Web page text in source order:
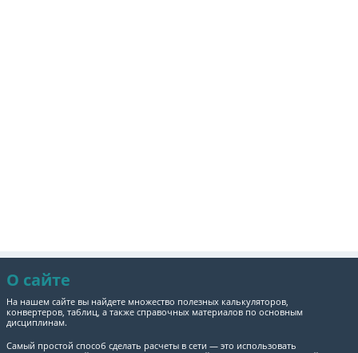
О сайте
На нашем сайте вы найдете множество полезных калькуляторов,
конвертеров, таблиц, а также справочных материалов по основным
дисциплинам.
Самый простой способ сделать расчеты в сети — это использовать